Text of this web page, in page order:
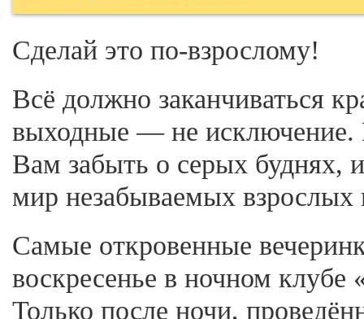
Сделай это по-взрослому!
Всё должно заканчиваться
выходные — не исключение.
Вам забыть о серых буднях,
мир незабываемых взрослых
Самые откровенные
воскресенье в ночном клубе
Только после ночи,